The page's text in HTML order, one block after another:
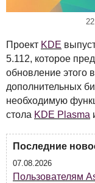
Проект KDE
5.112, которое
обновление этого
дополнительных
необходимую
стола KDE Plasma
Последние
07.08.2026
Пользователям